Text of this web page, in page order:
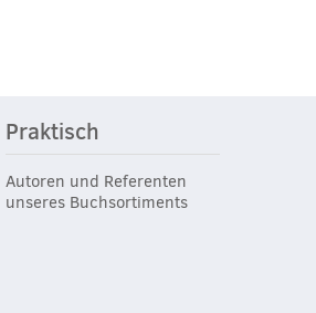
Praktisch
Autoren und Referenten
unseres Buchsortiments